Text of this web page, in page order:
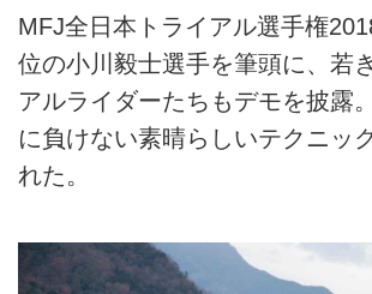
MFJ全日本トライアル選手権
位の小川毅士選手を筆頭に、若
アルライダーたちもデモを披露
に負けない素晴らしいテクニッ
れた。